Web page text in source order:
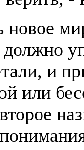
новое
и
или